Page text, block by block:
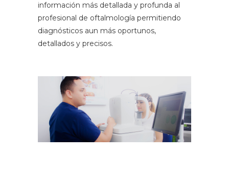
información más detallada y profunda al
profesional de oftalmología permitiendo
diagnósticos aun más oportunos,
detallados y precisos.